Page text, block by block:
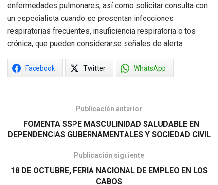
enfermedades pulmonares, así como solicitar consulta con
un especialista cuando se presentan infecciones
respiratorias frecuentes, insuficiencia respiratoria o tos
crónica, que pueden considerarse señales de alerta.
Facebook Twitter WhatsApp
Publicación anterior
FOMENTA SSPE MASCULINIDAD SALUDABLE EN
DEPENDENCIAS GUBERNAMENTALES Y SOCIEDAD CIVIL
Publicación siguiente
18 DE OCTUBRE, FERIA NACIONAL DE EMPLEO EN LOS
CABOS